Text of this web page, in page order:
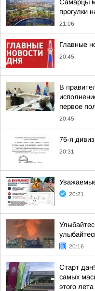
Самарцы
прогулки
21:06
Главные
20:45
В
первое
20:45
76-я
20:31
20:21
20:16
Старт
самых
этого лета